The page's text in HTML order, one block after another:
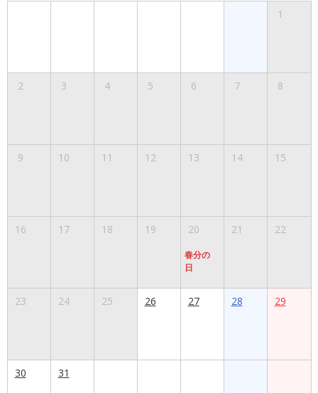
1
2 3 4 5 6 7 8
9 10 11 12 13 14 15
16 17 18 19 20
春分の
日
21 22
23 24 25 26 27 28 29
30 31